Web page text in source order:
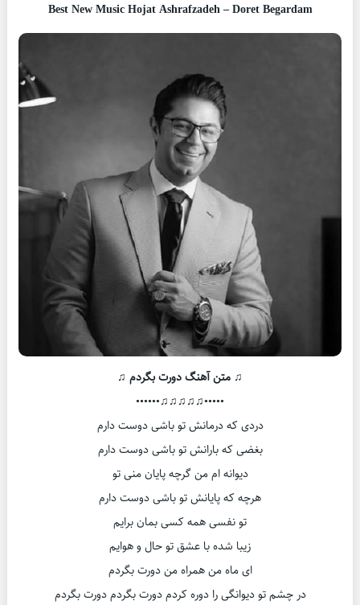
Best New Music Hojat Ashrafzadeh – Doret Begardam
♫ متن آهنگ دورت بگردم ♫
•••••♫♫♫♫♫••••••
دردی که درمانش تو باشی دوست دارم
بغضی که بارانش تو باشی دوست دارم
دیوانه ام من گرچه پایان منی تو
هرچه که پایانش تو باشی دوست دارم
تو نفسی همه کسی بمان برایم
زیبا شده با عشق تو حال و هوایم
ای ماه من همراه من دورت بگردم
در چشم تو دیوانگی را دوره کردم دورت بگردم دورت بگردم